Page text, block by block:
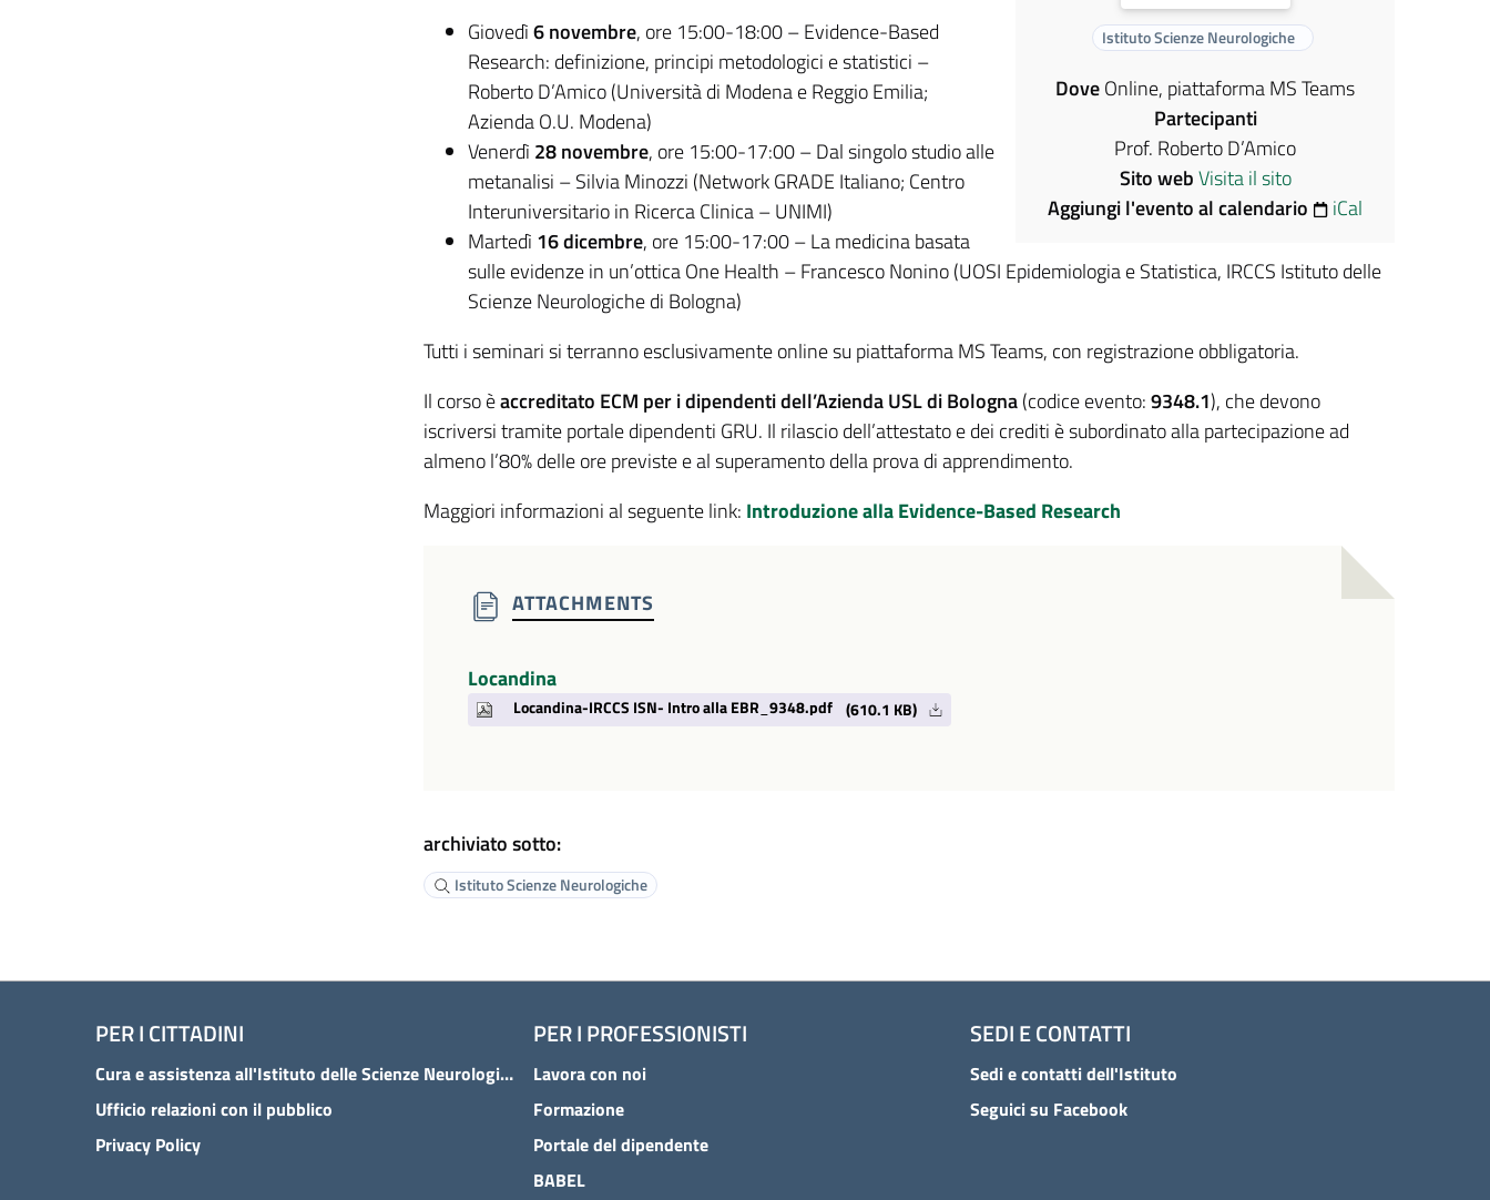
Istituto Scienze Neurologiche
DoveOnline, piattaforma MS Teams
Partecipanti
Prof. Roberto D’Amico
Sito webVisita il sito
Aggiungi l'evento al calendario
iCal
Giovedì6 novembre, ore 15:00-18:00 – Evidence-Based
Research: definizione, principi metodologici e statistici –
Roberto D’Amico (Università di Modena e Reggio Emilia;
Azienda O.U. Modena)
Venerdì 28 novembre, ore 15:00-17:00 – Dal singolo studio alle
metanalisi – Silvia Minozzi (Network GRADE Italiano; Centro
Interuniversitario in Ricerca Clinica – UNIMI)
Martedì 16 dicembre, ore 15:00-17:00 – La medicina basata
sulle evidenze in un’ottica One Health – Francesco Nonino (UOSI Epidemiologia e Statistica, IRCCS Istituto delle
Scienze Neurologiche di Bologna)
Tutti i seminari si terrannoesclusivamente onlinesu piattaforma MS Teams, con registrazione obbligatoria.
Il corso èaccreditato ECM per i dipendenti dell’Azienda USL di Bologna(codice evento:9348.1), che devono
iscriversi tramite portale dipendenti GRU. Il rilascio dell’attestato e dei crediti è subordinato alla partecipazione ad
almeno l’80% delle ore previste e al superamento della prova di apprendimento.
Maggiori informazioni al seguente link: Introduzione alla Evidence-Based Research
ATTACHMENTS
Locandina
Locandina-IRCCS ISN- Intro alla EBR_9348.pdf (610.1 KB)
archiviato sotto:
Istituto Scienze Neurologiche
PER I CITTADINI
Cura e assistenza all'Istituto delle Scienze Neurologiche
Ufficio relazioni con il pubblico
Privacy Policy
PER I PROFESSIONISTI
Lavora con noi
Formazione
Portale del dipendente
BABEL
SEDI E CONTATTI
Sedi e contatti dell'Istituto
Seguici su Facebook